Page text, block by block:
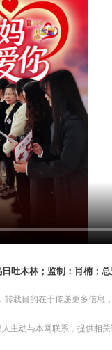
吐木林；监制：肖楠；
载目的在于传递更多信息
动与本网联系，提供相关